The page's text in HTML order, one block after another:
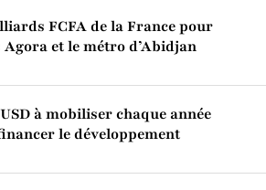
FCFA de la France pour
et le métro d’Abidjan
à mobiliser chaque année
le développement